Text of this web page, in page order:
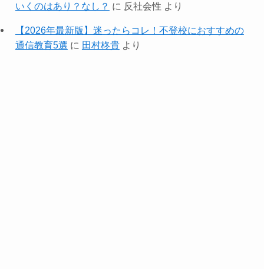
いくのはあり？なし？ に 反社会性 より
【2026年最新版】迷ったらコレ！不登校におすすめの
通信教育5選 に 田村柊貴より